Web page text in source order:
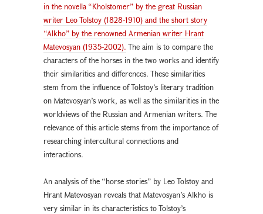
in the novella “Kholstomer” by the great Russian
writer Leo Tolstoy (1828-1910) and the short story
“Alkho” by the renowned Armenian writer Hrant
Matevosyan (1935-2002). The aim is to compare the
characters of the horses in the two works and identify
their similarities and differences. These similarities
stem from the influence of Tolstoy’s literary tradition
on Matevosyan’s work, as well as the similarities in the
worldviews of the Russian and Armenian writers. The
relevance of this article stems from the importance of
researching intercultural connections and
interactions.
An analysis of the “horse stories” by Leo Tolstoy and
Hrant Matevosyan reveals that Matevosyan’s Alkho is
very similar in its characteristics to Tolstoy’s